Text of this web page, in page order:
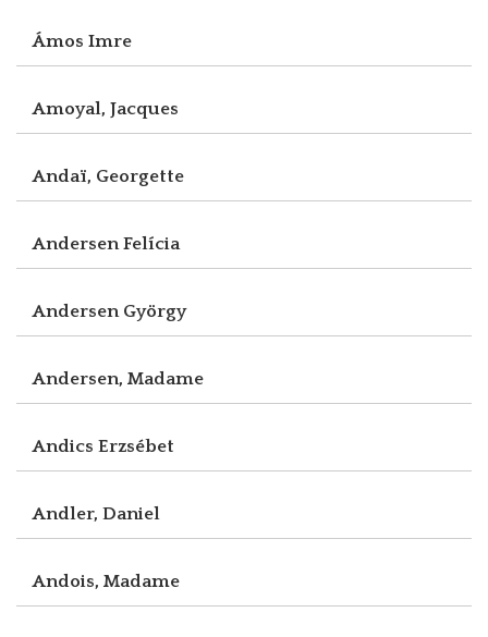
Ámos Imre
Amoyal, Jacques
Andaï, Georgette
Andersen Felícia
Andersen György
Andersen, Madame
Andics Erzsébet
Andler, Daniel
Andois, Madame